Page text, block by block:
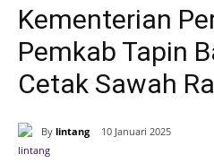
Kementerian
Pemkab Tapin
Cetak Sawah
By lintang 10 Januari 2025